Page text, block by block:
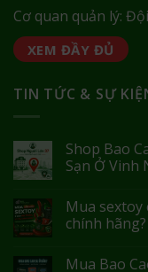
Cơ quan quản lý:
XEM ĐẦY ĐỦ
TIN TỨC & SỰ
Shop Bao
Sạn Ở Vinh
Mua
chính hãng?
Mua Bao